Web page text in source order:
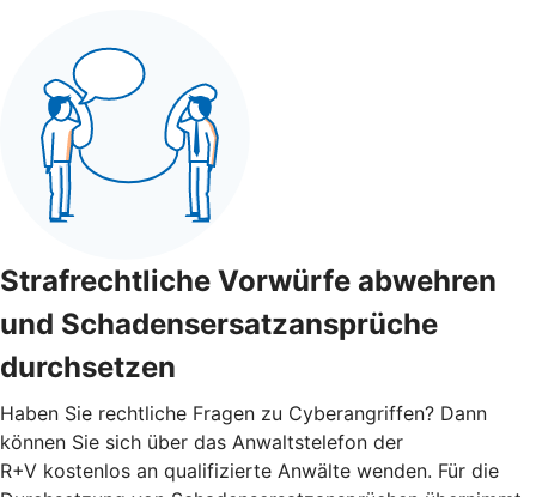
Strafrechtliche Vorwürfe abwehren
und Schadensersatzansprüche
durchsetzen
Haben Sie rechtliche Fragen zu Cyberangriffen? Dann
können Sie sich über das Anwaltstelefon der
R+V kostenlos an qualifizierte Anwälte wenden. Für die